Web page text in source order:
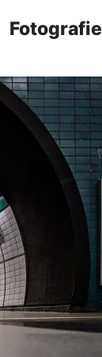
Fotografie